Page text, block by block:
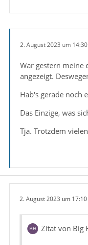
2. August 2023 um 14:30
War gestern meine
angezeigt.
Hab's gerade noch
Das Einzige, was
Tja. Trotzdem
2. August 2023 um 17:10
Zitat von Big